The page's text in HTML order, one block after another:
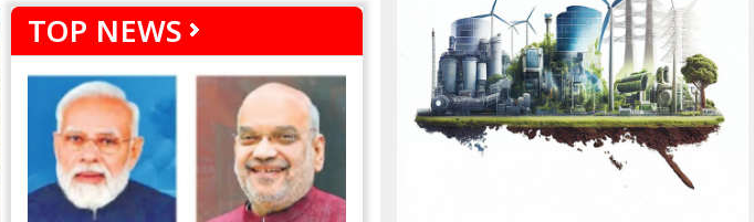
TOP NEWS